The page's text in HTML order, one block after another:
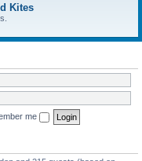
Kites
me